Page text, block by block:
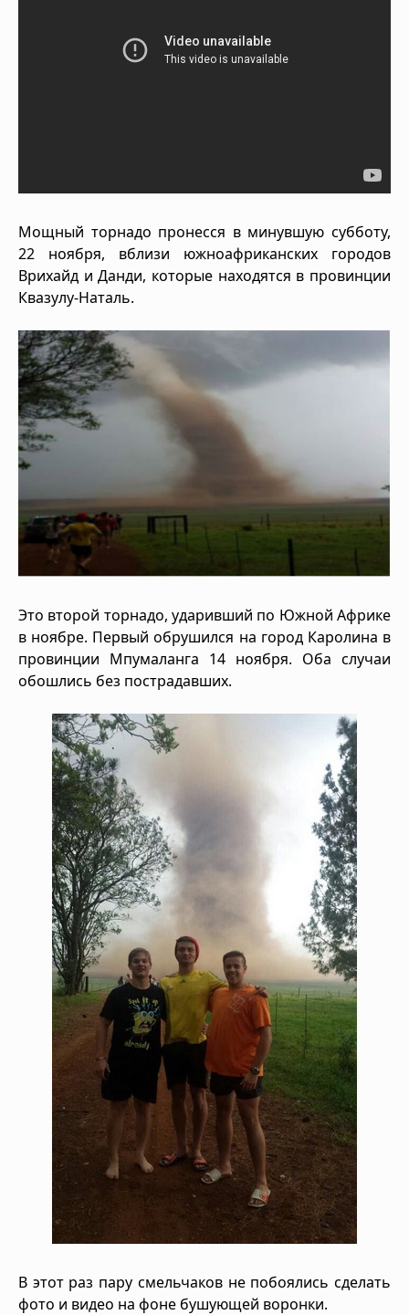
Мощный торнадо пронесся в минувшую субботу,
22 ноября, вблизи южноафриканских городов
Врихайд и Данди, которые находятся в провинции
Квазулу-Наталь.
Это второй торнадо, ударивший по Южной Африке
в ноябре. Первый обрушился на город Каролина в
провинции Мпумаланга 14 ноября. Оба случаи
обошлись без пострадавших.
В этот раз пару смельчаков не побоялись сделать
фото и видео на фоне бушующей воронки.